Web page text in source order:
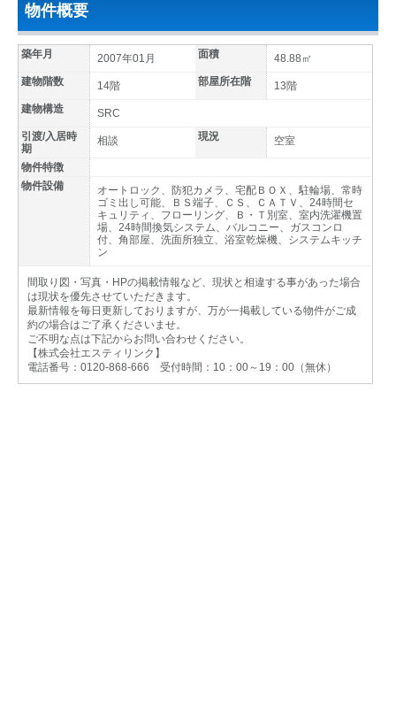
物件概要
築年月 2007年01月 面積
48.88㎡
建物階数
14階 部屋所在階
13階
建物構造
SRC
引渡/入居時
期
相談 現況 空室
物件特徴
物件設備
オートロック、防犯カメラ、宅配ＢＯＸ、駐輪場、常時
ゴミ出し可能、ＢＳ端子、ＣＳ、ＣＡＴＶ、24時間セ
キュリティ、フローリング、Ｂ・Ｔ別室、室内洗濯機置
場、24時間換気システム、バルコニー、ガスコンロ
付、角部屋、洗面所独立、浴室乾燥機、システムキッチ
ン
間取り図・写真・HPの掲載情報など、現状と相違する事があった場合
は現状を優先させていただきます。
最新情報を毎日更新しておりますが、万が一掲載している物件がご成
約の場合はご了承くださいませ。
ご不明な点は下記からお問い合わせください。
【株式会社エスティリンク】
電話番号：0120-868-666 受付時間：10：00～19：00（無休）